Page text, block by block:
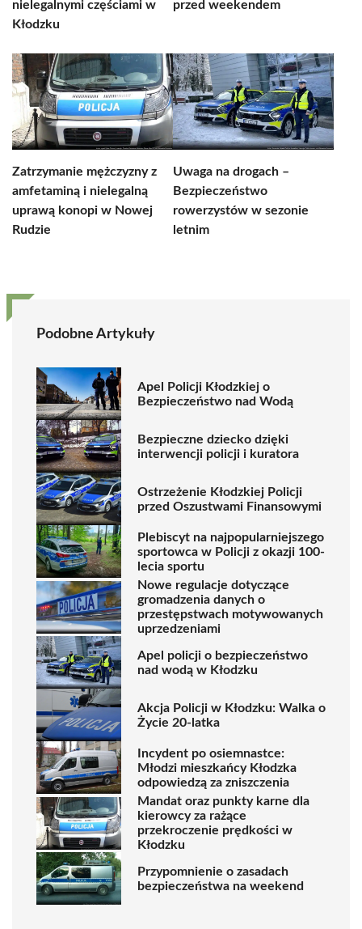
nielegalnymi częściami w
Kłodzku
przed weekendem
Zatrzymanie mężczyzny z
amfetaminą i nielegalną
uprawą konopi w Nowej
Rudzie
Uwaga na drogach –
Bezpieczeństwo
rowerzystów w sezonie
letnim
Podobne Artykuły
Apel Policji Kłodzkiej o
Bezpieczeństwo nad Wodą
Bezpieczne dziecko dzięki
interwencji policji i kuratora
Ostrzeżenie Kłodzkiej Policji
przed Oszustwami Finansowymi
Plebiscyt na najpopularniejszego
sportowca w Policji z okazji 100-
lecia sportu
Nowe regulacje dotyczące
gromadzenia danych o
przestępstwach motywowanych
uprzedzeniami
Apel policji o bezpieczeństwo
nad wodą w Kłodzku
Akcja Policji w Kłodzku: Walka o
Życie 20-latka
Incydent po osiemnastce:
Młodzi mieszkańcy Kłodzka
odpowiedzą za zniszczenia
Mandat oraz punkty karne dla
kierowcy za rażące
przekroczenie prędkości w
Kłodzku
Przypomnienie o zasadach
bezpieczeństwa na weekend